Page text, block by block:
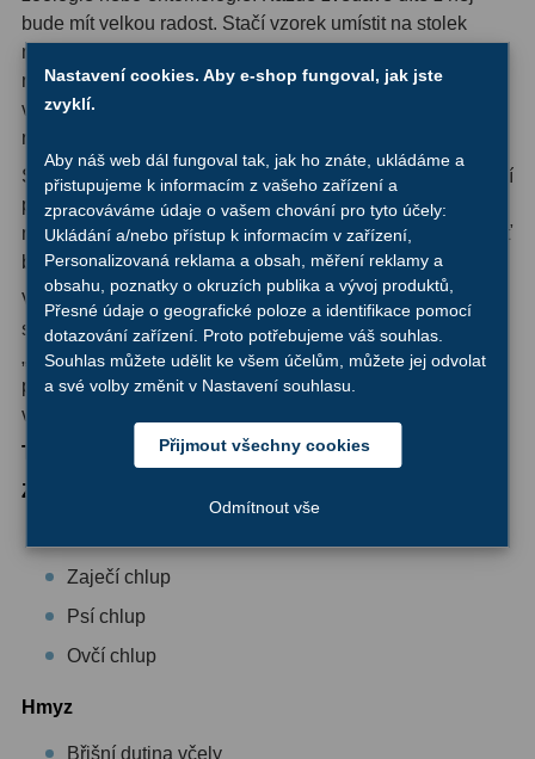
Ostatní 1
Montáže
Paralaktické EQ19
Fotografické montáže5
Stativy a pilíře3
Objímky10
Motory a pohony13
13
Ostatní22
Laserové kolimátory
Optické kolimátory
bude mít velkou radost. Stačí vzorek umístit na stolek
mikroskopu a hned můžete zblízka pozorovat myší chlup,
nožku mouchy, hrotnatku nebo jiné exempláře. Tyto
vzorky jsou vhodné ke zkoumání pod mikroskopem s
nižším osvětlením, jakékoli značky.
Sada hotových preparátů Levenhuk LabZZ šetří čas a úsilí
při přípravě vzorků. Nemusíte si pořizovat skalpel,
mikrotom ani preparační jehlu – stačí mít mikroskop a chuť
blíže poznat, co skrývá svět kolem nás.
Všechny preparáty jsou označené a uspořádané do
skupin: najdete tu například skupiny „Zvířata“, „Rostliny“ a
„Malí živočichové“. Preparáty jsou pokryté barevným
papírem s kulatými průhlednými otvory. Sada se dodává
ve značkové krabici z odolné lepenky.
Tato sada preparátů obsahuje:
Zvířata
Zaječí chlup
Psí chlup
Ovčí chlup
Hmyz
Břišní dutina včely
Nastavení cookies. Aby e-shop fungoval, jak jste
zvyklí.
Aby náš web dál fungoval tak, jak ho znáte, ukládáme a
přistupujeme k informacím z vašeho zařízení a
zpracováváme údaje o vašem chování pro tyto účely:
Ukládání a/nebo přístup k informacím v zařízení,
Personalizovaná reklama a obsah, měření reklamy a
obsahu, poznatky o okruzích publika a vývoj produktů,
Přesné údaje o geografické poloze a identifikace pomocí
dotazování zařízení. Proto potřebujeme váš souhlas.
Souhlas můžete udělit ke všem účelům, můžete jej odvolat
a své volby změnit v Nastavení souhlasu.
Přijmout všechny cookies
Odmítnout vše